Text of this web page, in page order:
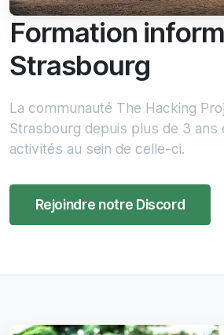
Formation
Strasbourg
La communauté The Hacking
Strasbourg depuis plus de 3 ans
activités au sein de celle-ci.
Rejoindre notre Discord